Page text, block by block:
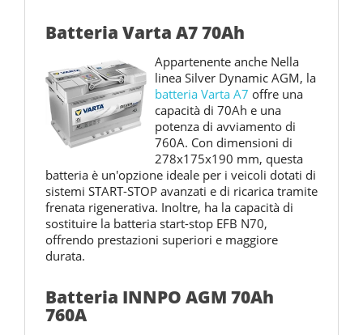
Batteria Varta A7 70Ah
Appartenente anche Nella
linea Silver Dynamic AGM, la
batteria Varta A7 offre una
capacità di 70Ah e una
potenza di avviamento di
760A. Con dimensioni di
278x175x190 mm, questa
batteria è un'opzione ideale per i veicoli dotati di
sistemi START-STOP avanzati e di ricarica tramite
frenata rigenerativa. Inoltre, ha la capacità di
sostituire la batteria start-stop EFB N70,
offrendo prestazioni superiori e maggiore
durata.
Batteria INNPO AGM 70Ah
760A